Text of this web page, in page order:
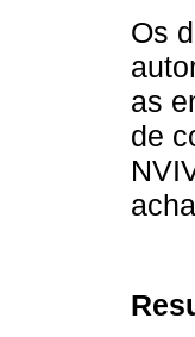
Os
as
de